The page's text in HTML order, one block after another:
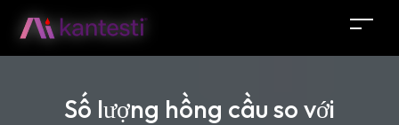
Số lượng hồng cầu so với